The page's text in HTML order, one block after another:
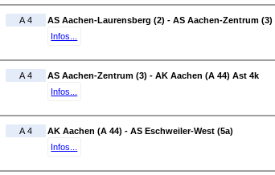
A 4
AS Aachen-Laurensberg (2) - AS Aachen-Zentrum (3)
Infos...
A 4
AS Aachen-Zentrum (3) - AK Aachen (A 44) Ast 4k
Infos...
A 4
AK Aachen (A 44) - AS Eschweiler-West (5a)
Infos...